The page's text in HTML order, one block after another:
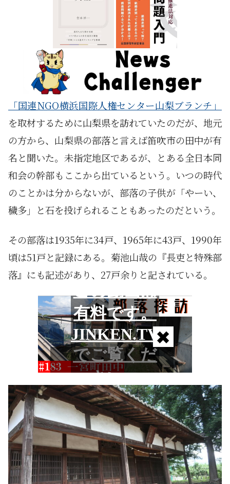
「国連NGO横浜国際人権センター山梨ブランチ」
を取材するために山梨県を訪れていたのだが、地元
の方から、山梨県の部落と言えば笛吹市の田中が有
名と聞いた。未指定地区であるが、とある全日本同
和会の幹部もここから出ているという。いつの時代
のことかは分からないが、部落の子供が「やーい、
穢多」と石を投げられることもあったのだという。
その部落は1935年に34戸、1965年に43戸、1990年
頃は51戸と記録にある。菊池山哉の『長吏と特殊部
落』にも記述があり、27戸余りと記されている。